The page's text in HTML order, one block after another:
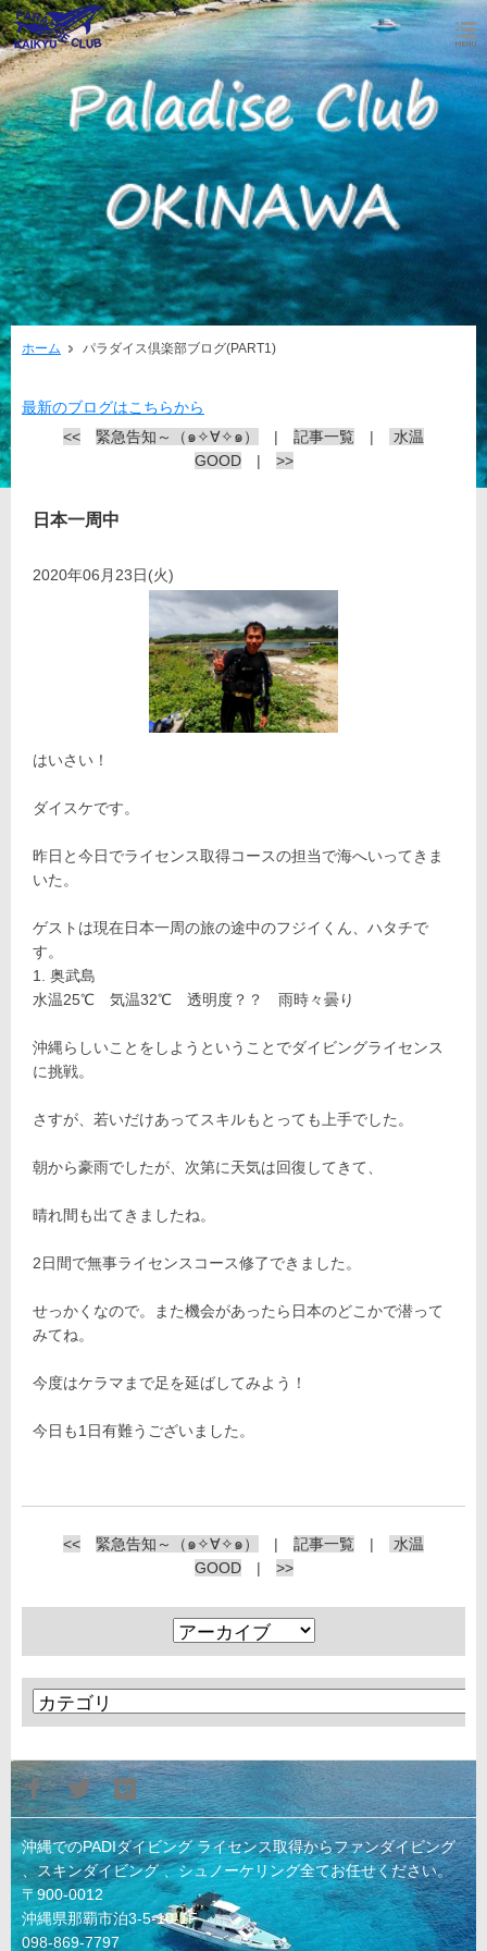
ホーム パラダイス倶楽部ブログ(PART1)
最新のブログはこちらから
<<
緊急告知～（๑✧∀✧๑） | 記事一覧 |
水温
GOOD| >>
日本一周中
2020年06月23日(火)
はいさい！
ダイスケです。
昨日と今日でライセンス取得コースの担当で海へいってきま
いた。
ゲストは現在日本一周の旅の途中のフジイくん、ハタチで
す。
奥武島
水温25℃ 気温32℃ 透明度？？ 雨時々曇り
沖縄らしいことをしようということでダイビングライセンス
に挑戦。
さすが、若いだけあってスキルもとっても上手でした。
朝から豪雨でしたが、次第に天気は回復してきて、
晴れ間も出てきましたね。
2日間で無事ライセンスコース修了できました。
せっかくなので。また機会があったら日本のどこかで潜って
みてね。
今度はケラマまで足を延ばしてみよう！
今日も1日有難うございました。
<< 緊急告知～（๑✧∀✧๑） | 記事一覧 |
水温
GOOD| >>
沖縄でのPADIダイビング ライセンス取得からファンダイビング
、スキンダイビング 、シュノーケリング全てお任せください。
〒900-0012
沖縄県那覇市泊3-5-10-1F
098-869-7797